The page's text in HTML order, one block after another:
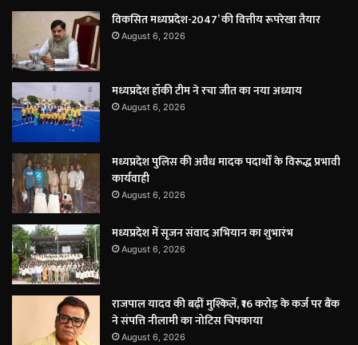
विकसित मध्यप्रदेश-2047’ की वित्तीय रूपरेखा तैयार
August 6, 2026
मध्यप्रदेश हॉकी टीम ने रचा जीत का नया अध्याय
August 6, 2026
मध्यप्रदेश पुलिस की अवैध मादक पदार्थों के विरूद्ध प्रभावी
कार्यवाही
August 6, 2026
मध्यप्रदेश में सृजन संवाद अभियान का शुभारंभ
August 6, 2026
राजपाल यादव की बढ़ीं मुश्किलें, ₹16 करोड़ के कर्ज पर बैंक
ने संपत्ति नीलामी का नोटिस चिपकाया
August 6, 2026